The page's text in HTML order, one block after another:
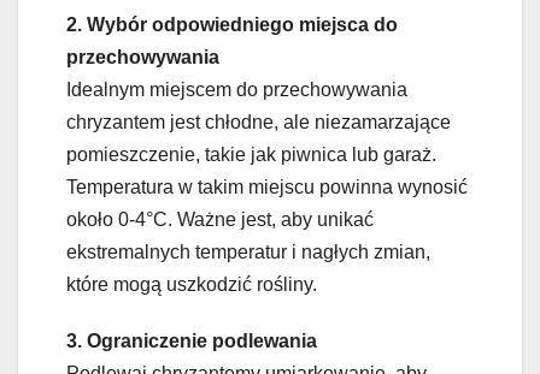
2. Wybór odpowiedniego miejsca do
przechowywania
Idealnym miejscem do przechowywania
chryzantem jest chłodne, ale niezamarzające
pomieszczenie, takie jak piwnica lub garaż.
Temperatura w takim miejscu powinna wynosić
około 0-4°C. Ważne jest, aby unikać
ekstremalnych temperatur i nagłych zmian,
które mogą uszkodzić rośliny.
3. Ograniczenie podlewania